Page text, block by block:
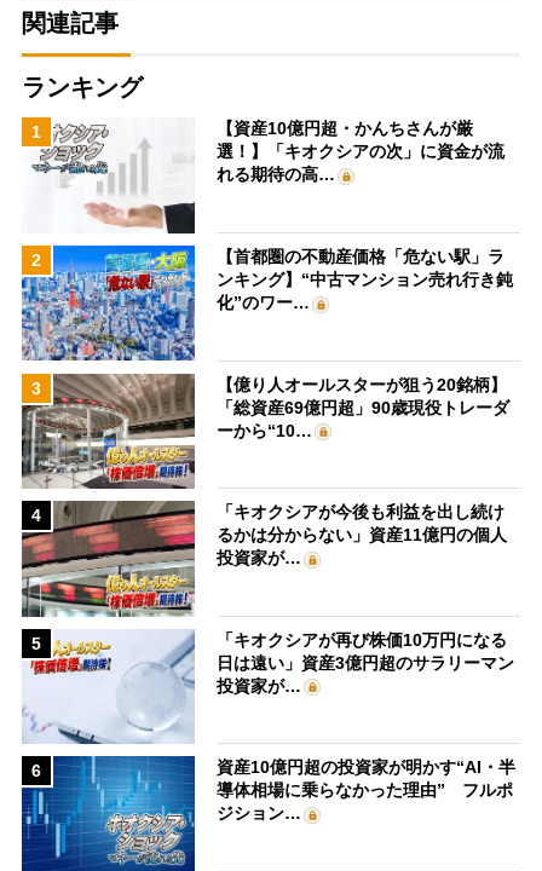
関連記事
ランキング
1
【資産10億円超・かんちさんが厳
選！】「キオクシアの次」に資金が流
れる期待の高…
2
【首都圏の不動産価格「危ない駅」ラ
ンキング】“中古マンション売れ行き鈍
化”のワー…
3
【億り人オールスターが狙う20銘柄】
「総資産69億円超」90歳現役トレーダ
ーから“10…
4
「キオクシアが今後も利益を出し続け
るかは分からない」資産11億円の個人
投資家が…
5
「キオクシアが再び株価10万円になる
日は遠い」資産3億円超のサラリーマン
投資家が…
6
資産10億円超の投資家が明かす“AI・半
導体相場に乗らなかった理由” フルポ
ジション…